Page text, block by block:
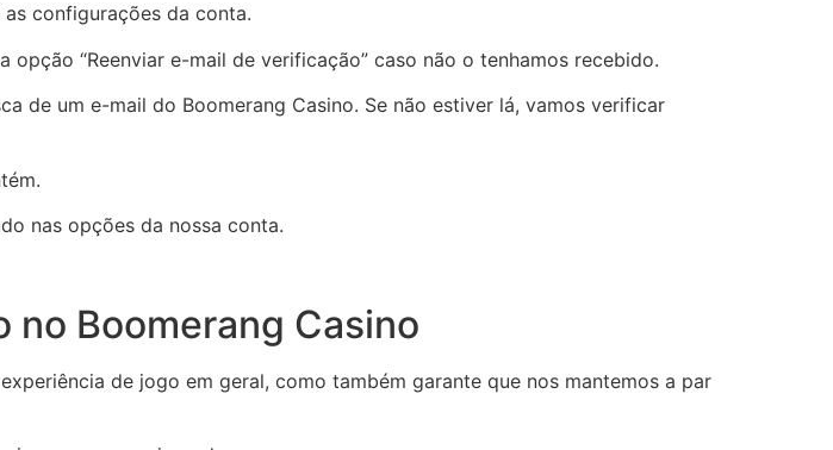
configurações da conta.
“Reenviar e-mail de verificação” caso não o tenhamos recebido.
de um e-mail do Boomerang Casino. Se não estiver lá, vamos verificar
nas opções da nossa conta.
Boomerang Casino
de jogo em geral, como também garante que nos mantemos a par